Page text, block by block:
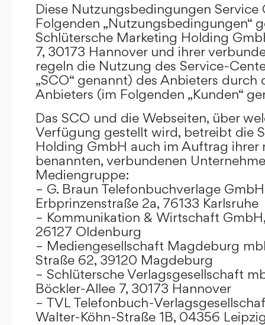
Diese Nutzungsbedingungen Service
Folgenden „Nutzungsbedingungen“
Schlütersche Marketing Holding
7, 30173 Hannover und ihrer
regeln die Nutzung des Service-
„SCO“ genannt) des Anbieters durch
Anbieters (im Folgenden „Kunden“
Das SCO und die Webseiten, über
Verfügung gestellt wird, betreibt die
Holding GmbH auch im Auftrag ihrer
benannten, verbundenen
Mediengruppe:
– G. Braun Telefonbuchverlage GmbH
Erbprinzenstraße 2a, 76133 Karlsruhe
– Kommunikation & Wirtschaft
26127 Oldenburg
– Mediengesellschaft Magdeburg
Straße 62, 39120 Magdeburg
– Schlütersche Verlagsgesellschaft
Böckler-Allee 7, 30173 Hannover
– TVL Telefonbuch-
Walter-Köhn-Straße 1B, 04356